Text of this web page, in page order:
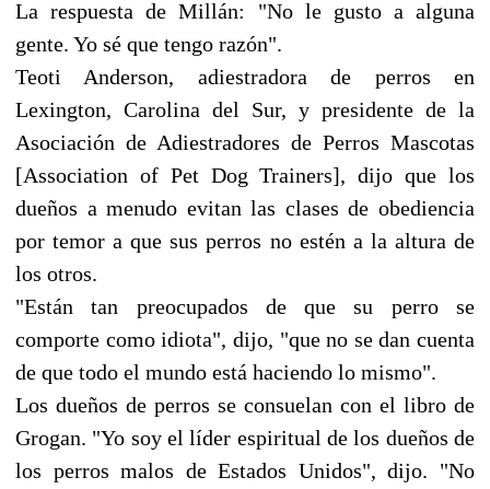
La respuesta de Millán: "No le gusto a alguna
gente. Yo sé que tengo razón".
Teoti Anderson, adiestradora de perros en
Lexington, Carolina del Sur, y presidente de la
Asociación de Adiestradores de Perros Mascotas
[Association of Pet Dog Trainers], dijo que los
dueños a menudo evitan las clases de obediencia
por temor a que sus perros no estén a la altura de
los otros.
"Están tan preocupados de que su perro se
comporte como idiota", dijo, "que no se dan cuenta
de que todo el mundo está haciendo lo mismo".
Los dueños de perros se consuelan con el libro de
Grogan. "Yo soy el líder espiritual de los dueños de
los perros malos de Estados Unidos", dijo. "No